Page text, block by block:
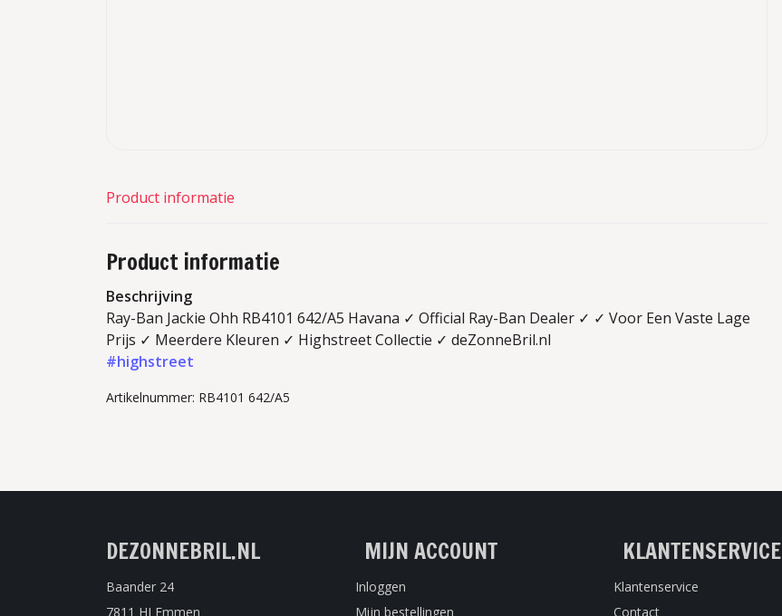
Product informatie
Product informatie
Beschrijving
Ray-Ban Jackie Ohh RB4101 642/A5 Havana ✓ Official Ray-Ban Dealer ✓ ✓ Voor Een Vaste Lage
Prijs ✓ Meerdere Kleuren ✓ Highstreet Collectie ✓ deZonneBril.nl
#highstreet
Artikelnummer: RB4101 642/A5
DEZONNEBRIL.NL
Baander 24
7811 HJ Emmen
MIJN ACCOUNT
Inloggen
Mijn bestellingen
KLANTENSERVICE
Klantenservice
Contact